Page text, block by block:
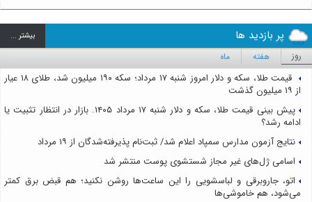
پر بازدید ها بيشتر ...
روز هفته ماه
قیمت طلا، سکه و دلار امروز شنبه ۱۷ مرداد؛ سکه ۱۹۰ میلیون شد، طلای ۱۸ عیار
از ۱۹ میلیون گذشت
پیش بینی قیمت طلا، سکه و دلار شنبه ۱۷ مرداد ۱۴۰۵. بازار در انتظار تثبیت یا
ادامه رشد؟
نتایج آزمون مدارس سمپاد اعلام شد/ ثبت‌نام پذیرفته‌شدگان از ۱۹ مرداد
اسامی ژل‌های غیر مجاز شستشوی پوست منتشر شد
اتو، جاروبرقی و لباسشویی را این ساعت‌ها روشن نکنید؛ هم قبض برق کمتر
می‌شود، هم خاموشی‌ها